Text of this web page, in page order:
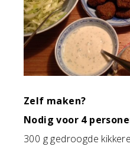
Zelf maken?
Nodig voor 4
300 g gedroogde